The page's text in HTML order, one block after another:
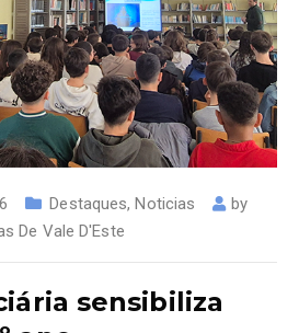
Destaques,Noticias
by
De Vale D'Este
sensibiliza